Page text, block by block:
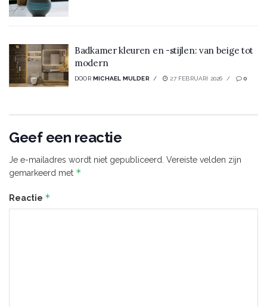
Badkamer kleuren en -stijlen: van beige tot
modern
DOOR MICHAEL MULDER 27 FEBRUARI 2026 0
Geef een reactie
Je e-mailadres wordt niet gepubliceerd. Vereiste velden zijn
gemarkeerd met *
Reactie *